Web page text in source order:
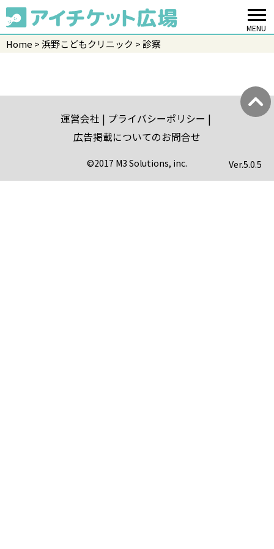
MENU
Home 浜野こどもクリニック 診察
運営会社
プライバシーポリシー
広告掲載についてのお問合せ
©2017 M3 Solutions, inc. Ver.5.0.5